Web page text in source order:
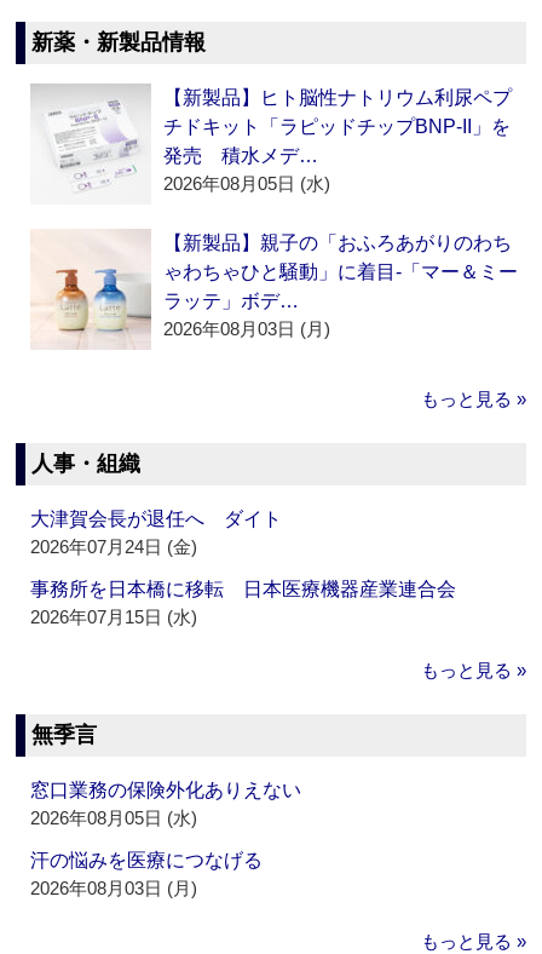
新薬・新製品情報
【新製品】ヒト脳性ナトリウム利尿ペプ
チドキット「ラピッドチップBNP-II」を
発売 積水メデ…
2026年08月05日 (水)
【新製品】親子の「おふろあがりのわち
ゃわちゃひと騒動」に着目‐「マー＆ミー
ラッテ」ボデ…
2026年08月03日 (月)
もっと見る »
人事・組織
大津賀会長が退任へ ダイト
2026年07月24日 (金)
事務所を日本橋に移転 日本医療機器産業連合会
2026年07月15日 (水)
もっと見る »
無季言
窓口業務の保険外化ありえない
2026年08月05日 (水)
汗の悩みを医療につなげる
2026年08月03日 (月)
もっと見る »